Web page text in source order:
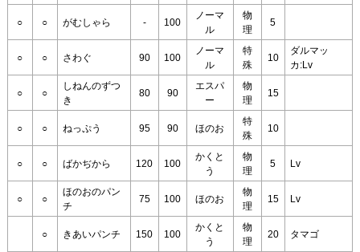
○ ○ がむしゃら - 100
ノーマ
ル
物
理
5
○ ○ さわぐ 90 100
ノーマ
ル
特
殊
10
ダルマッ
カ:Lv
○ ○
しねんのずつ
き
80 90
エスパ
ー
物
理
15
○ ○ ねっぷう 95 90 ほのお
特
殊
10
○ ○ ばかぢから 120 100
かくと
う
物
理
5 Lv
○ ○
ほのおのパン
チ
75 100 ほのお
物
理
15 Lv
○ きあいパンチ 150 100
かくと
う
物
理
20 タマゴ